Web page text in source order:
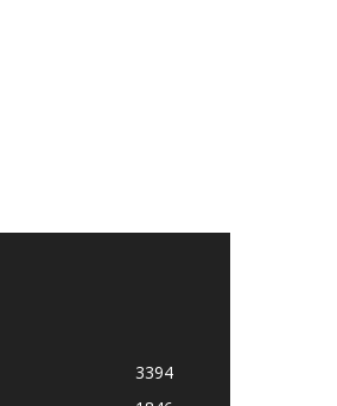
3394